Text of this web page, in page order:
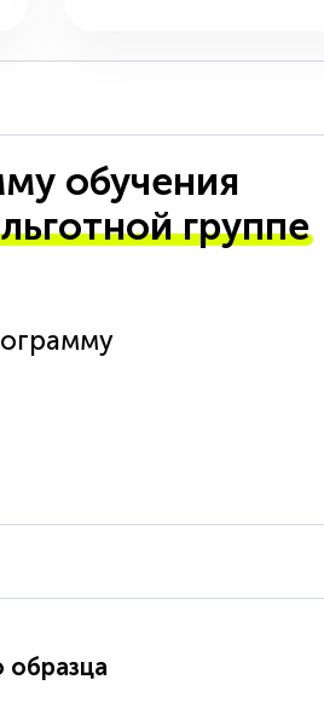
обучения
группе
образца